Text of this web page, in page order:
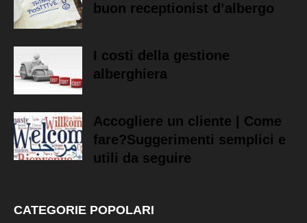
buon receptionist d’albergo
I costi della gestione
alberghiera
Accogliere un cliente | Come
fare?Suggerimenti semplici e
utili da seguire
CATEGORIE POPOLARI